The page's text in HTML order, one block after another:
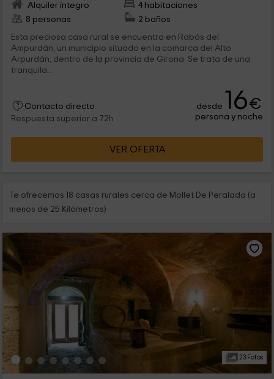
Alquiler íntegro
4 habitaciones
8 personas
2 baños
Esta preciosa casa rural se encuentra en Rabós del
Ampurdán, un municipio situado en la comarca del Alto
Arpurdán, dentro de la provincia de Girona. Se trata de una
tranquila...
Contacto directo
Respuesta superior a 72h
desde 16€
persona y noche
VER OFERTA
Te ofrecemos 18 casas rurales cerca de Mollet De Peralada (a
menos de 25 Kilómetros)
23 Fotos